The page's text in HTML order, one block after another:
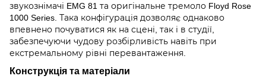
звукознімачі EMG 81 та оригінальне тремоло Floyd Rose
1000 Series. Така конфігурація дозволяє однаково
впевнено почуватися як на сцені, так і в студії,
забезпечуючи чудову розбірливість навіть при
екстремальному рівні перевантаження.
Конструкція та матеріали